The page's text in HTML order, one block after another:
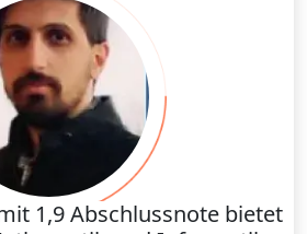
1,9 Abschlussnote bietet